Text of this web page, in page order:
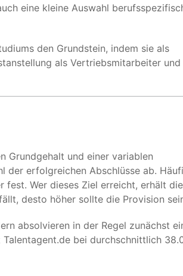
eine kleine Auswahl
den Grundstein, indem sie als
als Vertriebsmitarbeiter
Grundgehalt und einer variablen
der erfolgreichen Abschlüsse ab.
Wer dieses Ziel erreicht, erhält die
desto höher sollte die Provision
absolvieren in der Regel zunächst
bei durchschnittlich